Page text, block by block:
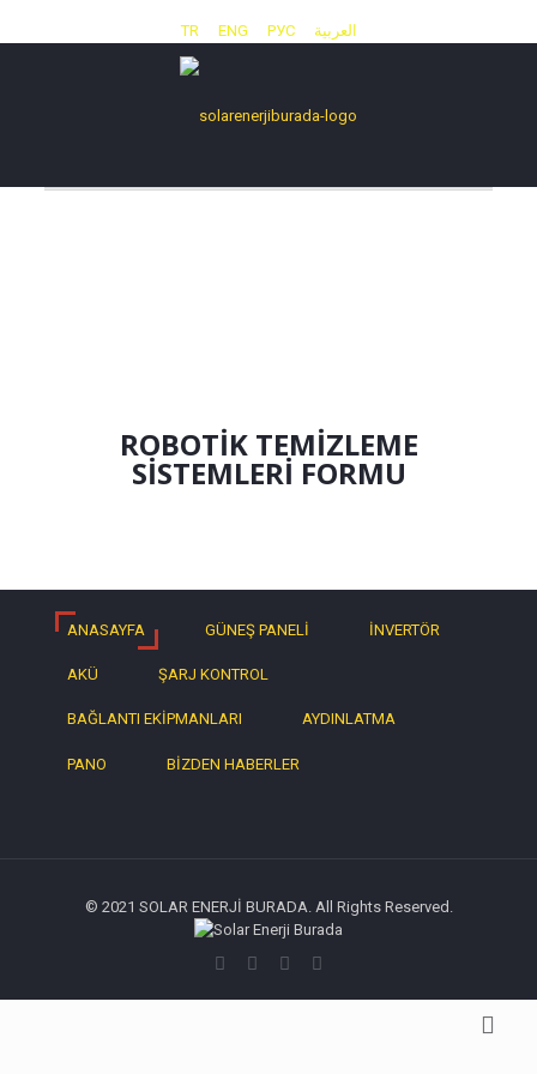
TR ENG РУС العربية
ROBOTİK TEMİZLEME
SİSTEMLERİ FORMU
ANASAYFA GÜNEŞ PANELİ İNVERTÖR
AKÜ ŞARJ KONTROL
BAĞLANTI EKİPMANLARI AYDINLATMA
PANO BİZDEN HABERLER
© 2021 SOLAR ENERJİ BURADA. All Rights Reserved.